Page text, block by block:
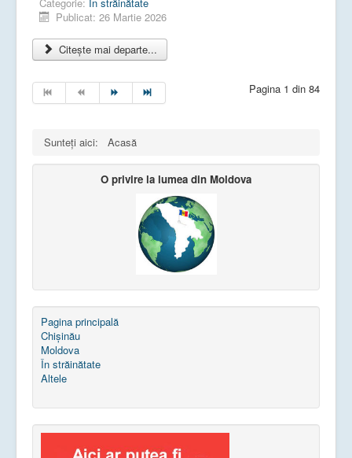
Publicat: 26 Martie 2026
Citește mai departe...
Pagina 1 din 84
Sunteți aici: Acasă
O privire la lumea din Moldova
Pagina principală
Chișinău
Moldova
În străinătate
Altele